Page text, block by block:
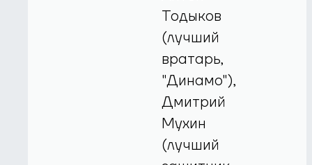
Тодыков
(лучший
вратарь,
"Динамо"),
Дмитрий
Мухин
(лучший